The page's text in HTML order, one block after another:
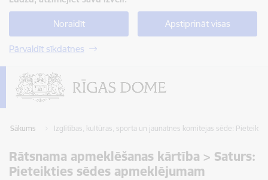
Noraidīt Apstiprināt visas
Pārvaldīt sīkdatnes
Sākums Izglītības, kultūras, sporta un jaunatnes komitejas sēde:
Rātsnama apmeklēšanas kārtība > Saturs:
Pieteikties sēdes apmeklējumam